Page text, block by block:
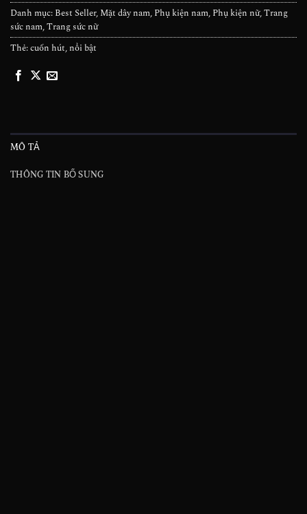
Danh mục: Best Seller, Mặt dây nam, Phụ kiện nam, Phụ kiện nữ,Trang
sức nam,Trang sức nữ
Thẻ:cuốn hút,nổi bật
MÔ TẢ
THÔNG TIN BỔ SUNG